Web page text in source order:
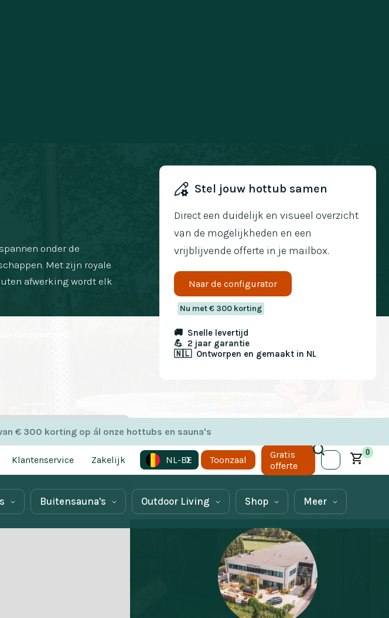
€ 300 korting op ál onze hottubs en sauna's
Klantenservice Zakelijk NL-BE Toonzaal
Gratis
offerte
0
Buitensauna's Outdoor Living Shop Meer
onder de
Met zijn royale
afwerking wordt elk
Stel jouw hottub samen
Direct een duidelijk en visueel overzicht
van de mogelijkheden en een
vrijblijvende offerte in je mailbox.
Naar de configurator
Nu met € 300 korting
🚚 Snelle levertijd
💪 2 jaar garantie
🇳🇱 Ontworpen en gemaakt in NL